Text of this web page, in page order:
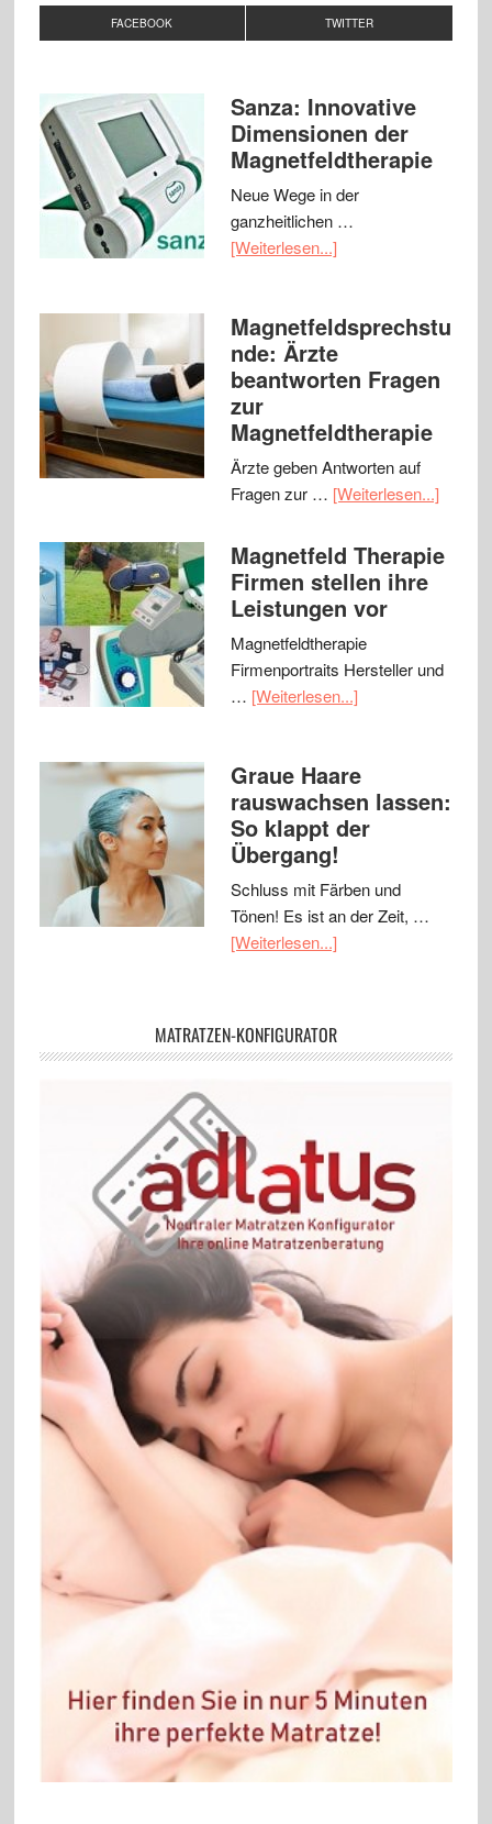
FACEBOOK TWITTER
Sanza: Innovative
Dimensionen der
Magnetfeldtherapie
Neue Wege in der
ganzheitlichen …
[Weiterlesen...]
Magnetfeldsprechstu
nde: Ärzte
beantworten Fragen
zur
Magnetfeldtherapie
Ärzte geben Antworten auf
Fragen zur … [Weiterlesen...]
Magnetfeld Therapie
Firmen stellen ihre
Leistungen vor
Magnetfeldtherapie
Firmenportraits Hersteller und
… [Weiterlesen...]
Graue Haare
rauswachsen lassen:
So klappt der
Übergang!
Schluss mit Färben und
Tönen! Es ist an der Zeit, …
[Weiterlesen...]
MATRATZEN-KONFIGURATOR